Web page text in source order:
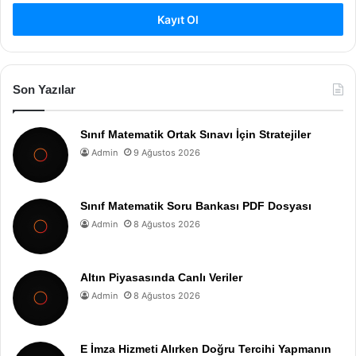
Kayıt Ol
Son Yazılar
Sınıf Matematik Ortak Sınavı İçin Stratejiler
Admin 9 Ağustos 2026
Sınıf Matematik Soru Bankası PDF Dosyası
Admin 8 Ağustos 2026
Altın Piyasasında Canlı Veriler
Admin 8 Ağustos 2026
E İmza Hizmeti Alırken Doğru Tercihi Yapmanın